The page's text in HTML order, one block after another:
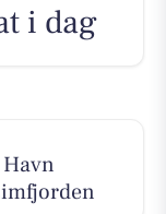
i dag